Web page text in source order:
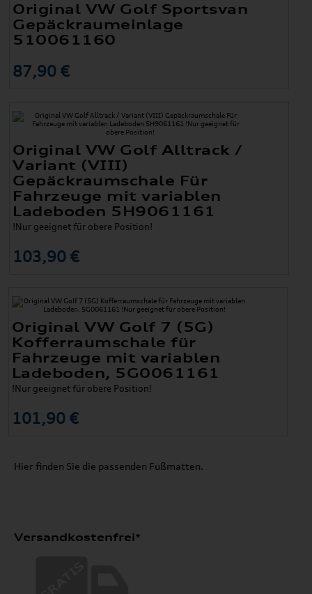
Original VW Golf Sportsvan
Gepäckraumeinlage
510061160
87,90 €
Original VW Golf Alltrack /
Variant (VIII)
Gepäckraumschale Für
Fahrzeuge mit variablen
Ladeboden 5H9061161
!Nur geeignet für obere Position!
103,90 €
Original VW Golf 7 (5G)
Kofferraumschale für
Fahrzeuge mit variablen
Ladeboden, 5G0061161
!Nur geeignet für obere Position!
101,90 €
Hier finden Sie die passenden Fußmatten.
Versandkostenfrei*